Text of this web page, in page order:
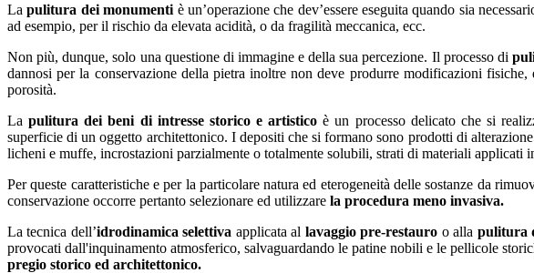
Lapulitura dei monumenti è un’operazione che dev’essere eseguita quando sia
ad esempio, per il rischio da elevata acidità, o da fragilità meccanica, ecc.
Non più, dunque, solo una questione di immagine e della sua percezione. Il processo di
dannosi per la conservazione della pietra inoltre non deve produrre modificazioni
porosità.
Lapulitura dei beni di intresse storico e artistico è un processo delicato che si
superficie di un oggetto architettonico. I depositi che si formano sono prodotti di
licheni e muffe, incrostazioni parzialmente o totalmente solubili, strati di materiali
Per queste caratteristiche e per la particolare natura ed eterogeneità delle sostanze da
conservazione occorre pertanto selezionare ed utilizzare la procedura meno invasiva.
La tecnica dell’idrodinamica selettiva applicata al lavaggio pre-restauro o alla pulitura
provocati dall'inquinamento atmosferico, salvaguardando le patine nobili e le pellicole
pregio storico ed architettonico.